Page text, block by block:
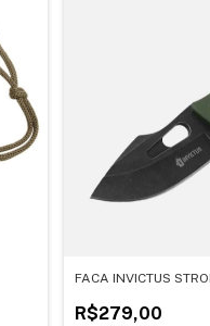
FACA INVICTUS
R$279,00